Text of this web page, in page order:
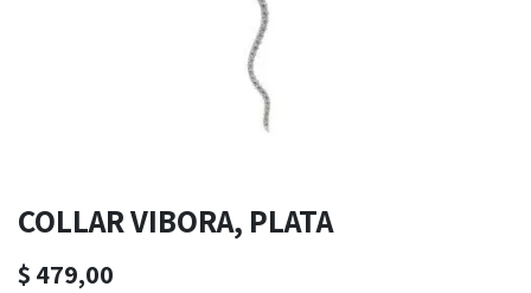
COLLAR VIBORA, PLATA
$ 479,00